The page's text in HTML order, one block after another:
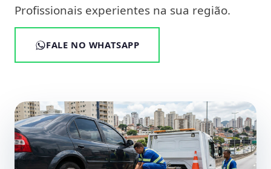
Profissionais experientes na sua região.
FALE NO WHATSAPP